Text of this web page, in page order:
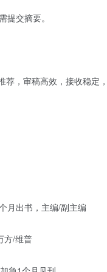
提交摘要。
，审稿高效，接收稳定
月出书，主编/副主编
方/维普